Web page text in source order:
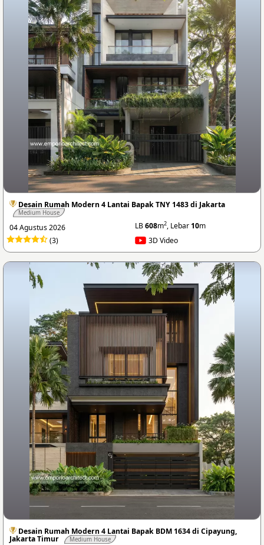
Desain Rumah Modern 4 Lantai Bapak TNY 1483 di Jakarta
Medium House
04 Agustus 2026 LB608m2, Lebar 10m
(3)
3D Video
Desain Rumah Modern 4 Lantai Bapak BDM 1634 di Cipayung,
Jakarta Timur Medium House